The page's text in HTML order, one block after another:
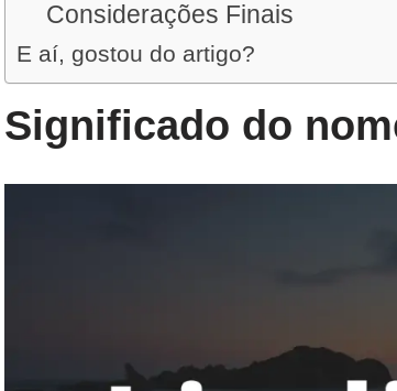
Considerações Finais
E aí, gostou do artigo?
Significado do